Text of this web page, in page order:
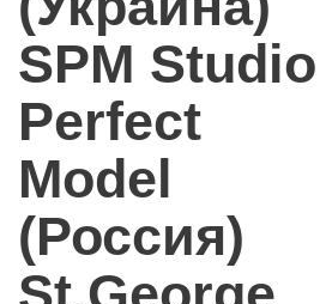
SPM Studio
Perfect
Model
(Россия)